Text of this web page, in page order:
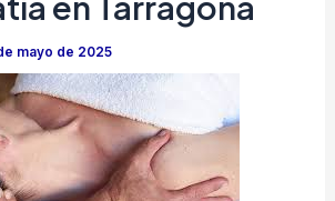
mayo de 2025